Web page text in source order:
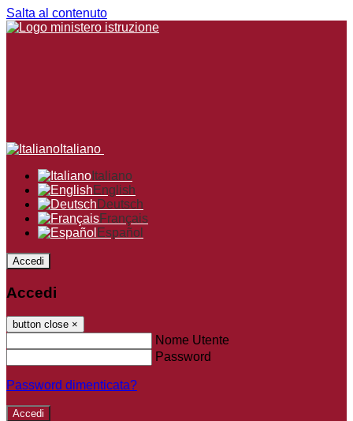
Salta al contenuto
Italiano
Italiano
English
Deutsch
Français
Español
Accedi
Accedi
button close ×
Nome Utente
Password
Password dimenticata?